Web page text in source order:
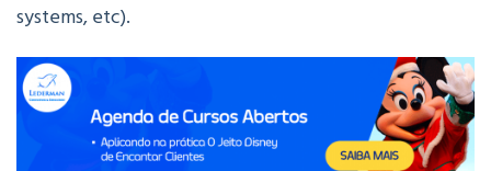
systems, etc).